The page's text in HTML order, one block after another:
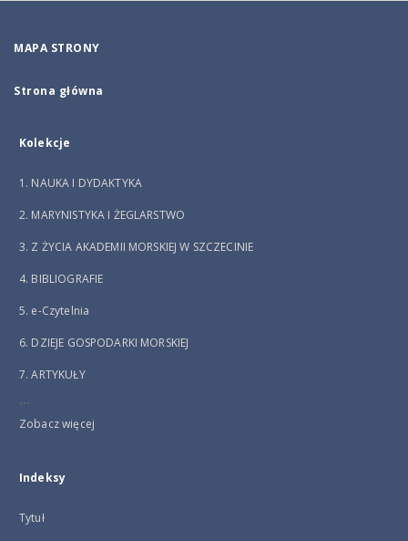
MAPA STRONY
Strona główna
Kolekcje
1. NAUKA I DYDAKTYKA
2. MARYNISTYKA I ŻEGLARSTWO
3. Z ŻYCIA AKADEMII MORSKIEJ W SZCZECINIE
4. BIBLIOGRAFIE
5. e-Czytelnia
6. DZIEJE GOSPODARKI MORSKIEJ
7. ARTYKUŁY
...
Zobacz więcej
Indeksy
Tytuł